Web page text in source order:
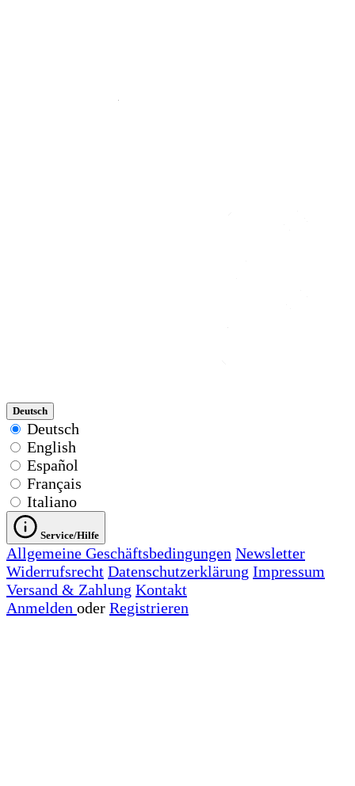
Deutsch
Deutsch
English
Español
Français
Italiano
Service/Hilfe
Allgemeine Geschäftsbedingungen Newsletter
Widerrufsrecht Datenschutzerklärung Impressum
Versand & Zahlung Kontakt
Anmelden oder Registrieren